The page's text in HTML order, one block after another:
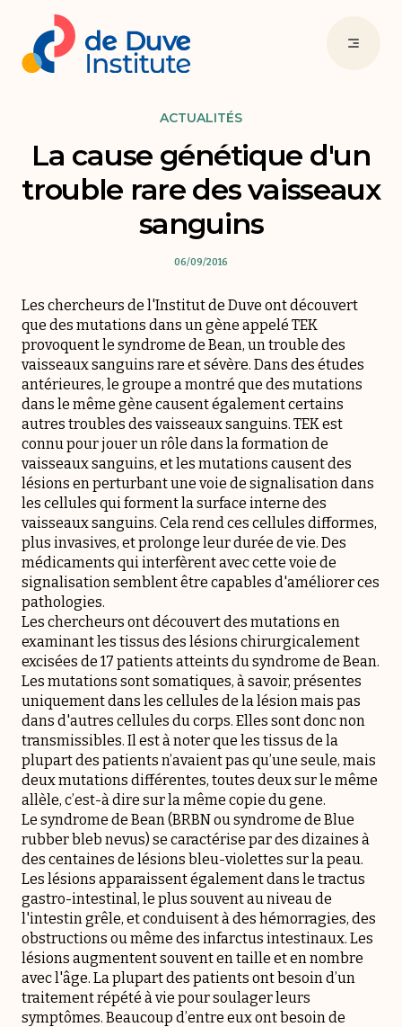
ACTUALITÉS
La cause génétique d'un
trouble rare des vaisseaux
sanguins
06/09/2016
Les chercheurs de l'Institut de Duve ont découvert
que des mutations dans un gène appelé TEK
provoquent le syndrome de Bean, un trouble des
vaisseaux sanguins rare et sévère. Dans des études
antérieures, le groupe a montré que des mutations
dans le même gène causent également certains
autres troubles des vaisseaux sanguins. TEK est
connu pour jouer un rôle dans la formation de
vaisseaux sanguins, et les mutations causent des
lésions en perturbant une voie de signalisation dans
les cellules qui forment la surface interne des
vaisseaux sanguins. Cela rend ces cellules difformes,
plus invasives, et prolonge leur durée de vie. Des
médicaments qui interfèrent avec cette voie de
signalisation semblent être capables d'améliorer ces
pathologies.
Les chercheurs ont découvert des mutations en
examinant les tissus des lésions chirurgicalement
excisées de 17 patients atteints du syndrome de Bean.
Les mutations sont somatiques, à savoir, présentes
uniquement dans les cellules de la lésion mais pas
dans d'autres cellules du corps. Elles sont donc non
transmissibles. Il est à noter que les tissus de la
plupart des patients n’avaient pas qu’une seule, mais
deux mutations différentes, toutes deux sur le même
allèle, c’est-à dire sur la même copie du gene.
Le syndrome de Bean (BRBN ou syndrome de Blue
rubber bleb nevus) se caractérise par des dizaines à
des centaines de lésions bleu-violettes sur la peau.
Les lésions apparaissent également dans le tractus
gastro-intestinal, le plus souvent au niveau de
l'intestin grêle, et conduisent à des hémorragies, des
obstructions ou même des infarctus intestinaux. Les
lésions augmentent souvent en taille et en nombre
avec l'âge. La plupart des patients ont besoin d’un
traitement répété à vie pour soulager leurs
symptômes. Beaucoup d’entre eux ont besoin de